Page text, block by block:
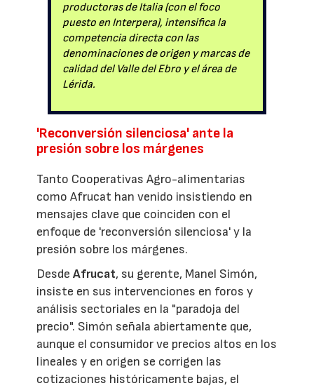
productoras de Italia (con el foco
puesto en Interpera), intensifica la
competencia directa con las
denominaciones de origen y marcas de
calidad del Valle del Ebro y el área de
Lérida.
'Reconversión silenciosa' ante la
presión sobre los márgenes
Tanto Cooperativas Agro-alimentarias
como Afrucat han venido insistiendo en
mensajes clave que coinciden con el
enfoque de 'reconversión silenciosa' y la
presión sobre los márgenes.
DesdeAfrucat, su gerente, Manel Simón,
insiste en sus intervenciones en foros y
análisis sectoriales en la "paradoja del
precio". Simón señala abiertamente que,
aunque el consumidor ve precios altos en los
lineales y en origen se corrigen las
cotizaciones históricamente bajas, el